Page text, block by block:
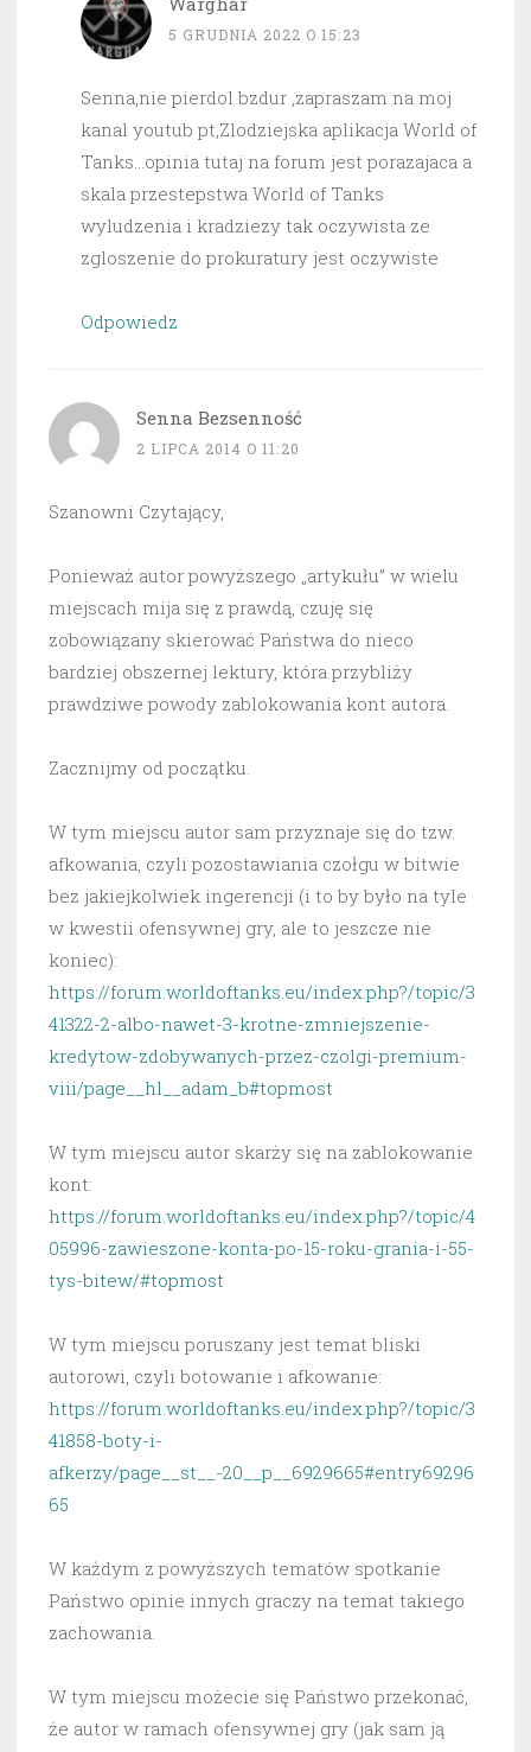
5 GRUDNIA 2022 O 15:23
Senna,nie pierdol bzdur ,zapraszam na moj
kanal youtub pt,Zlodziejska aplikacja World of
Tanks…opinia tutaj na forum jest porazajaca a
skala przestepstwa World of Tanks
wyludzenia i kradziezy tak oczywista ze
zgloszenie do prokuratury jest oczywiste
Odpowiedz
Senna Bezsenność
2 LIPCA 2014 O 11:20
Szanowni Czytający,
Ponieważ autor powyższego „artykułu” w wielu
miejscach mija się z prawdą, czuję się
zobowiązany skierować Państwa do nieco
bardziej obszernej lektury, która przybliży
prawdziwe powody zablokowania kont autora.
Zacznijmy od początku.
W tym miejscu autor sam przyznaje się do tzw.
afkowania, czyli pozostawiania czołgu w bitwie
bez jakiejkolwiek ingerencji (i to by było na tyle
w kwestii ofensywnej gry, ale to jeszcze nie
koniec):
https://forum.worldoftanks.eu/index.php?/topic/3
41322-2-albo-nawet-3-krotne-zmniejszenie-
kredytow-zdobywanych-przez-czolgi-premium-
viii/page__hl__adam_b#topmost
W tym miejscu autor skarży się na zablokowanie
kont:
https://forum.worldoftanks.eu/index.php?/topic/4
05996-zawieszone-konta-po-15-roku-grania-i-55-
tys-bitew/#topmost
W tym miejscu poruszany jest temat bliski
autorowi, czyli botowanie i afkowanie:
https://forum.worldoftanks.eu/index.php?/topic/3
41858-boty-i-
afkerzy/page__st__-20__p__6929665#entry69296
65
W każdym z powyższych tematów spotkanie
Państwo opinie innych graczy na temat takiego
zachowania.
W tym miejscu możecie się Państwo przekonać,
że autor w ramach ofensywnej gry (jak sam ją